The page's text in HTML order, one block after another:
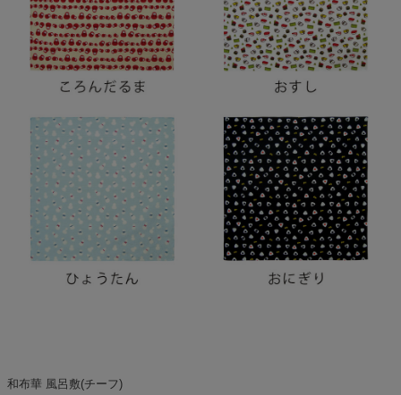
和布華 風呂敷(チーフ)